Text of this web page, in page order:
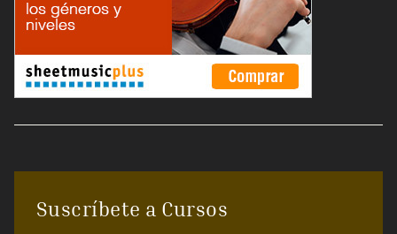
Suscríbete a Cursos